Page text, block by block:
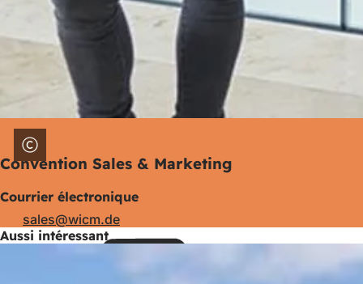
Convention Sales & Marketing
Courrier électronique
sales
wicm de
Aussi intéressant